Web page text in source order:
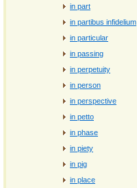
in part
in partibus infidelium
in particular
in passing
in perpetuity
in person
in perspective
in petto
in phase
in piety
in pig
in place